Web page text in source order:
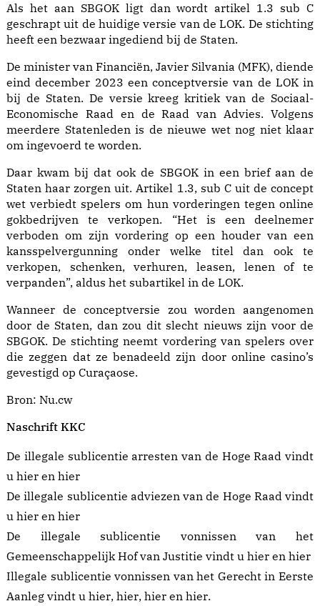
Als het aan SBGOK ligt dan wordt artikel 1.3 sub C
geschrapt uit de huidige versie van de LOK. De stichting
heeft een bezwaar ingediend bij de Staten.
De minister van Financiën, Javier Silvania (MFK), diende
eind december 2023 een conceptversie van de LOK in
bij de Staten. De versie kreeg kritiek van de Sociaal-
Economische Raad en de Raad van Advies. Volgens
meerdere Statenleden is de nieuwe wet nog niet klaar
om ingevoerd te worden.
Daar kwam bij dat ook de SBGOK in een brief aan de
Staten haar zorgen uit. Artikel 1.3, sub C uit de concept
wet verbiedt spelers om hun vorderingen tegen online
gokbedrijven te verkopen. “Het is een deelnemer
verboden om zijn vordering op een houder van een
kansspelvergunning onder welke titel dan ook te
verkopen, schenken, verhuren, leasen, lenen of te
verpanden”, aldus het subartikel in de LOK.
Wanneer de conceptversie zou worden aangenomen
door de Staten, dan zou dit slecht nieuws zijn voor de
SBGOK. De stichting neemt vordering van spelers over
die zeggen dat ze benadeeld zijn door online casino’s
gevestigd op Curaçaose.
Bron: Nu.cw
Naschrift KKC
De illegale sublicentie arresten van de Hoge Raad vindt
u hier en hier
De illegale sublicentie adviezen van de Hoge Raad vindt
u hier en hier
De illegale sublicentie vonnissen van het
Gemeenschappelijk Hof van Justitie vindt u hier en hier
Illegale sublicentie vonnissen van het Gerecht in Eerste
Aanleg vindt u hier, hier, hier en hier.